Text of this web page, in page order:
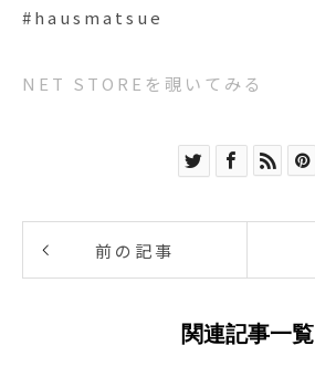
#hausmatsue
NET STOREを覗いてみる
前の記事
関連記事一覧